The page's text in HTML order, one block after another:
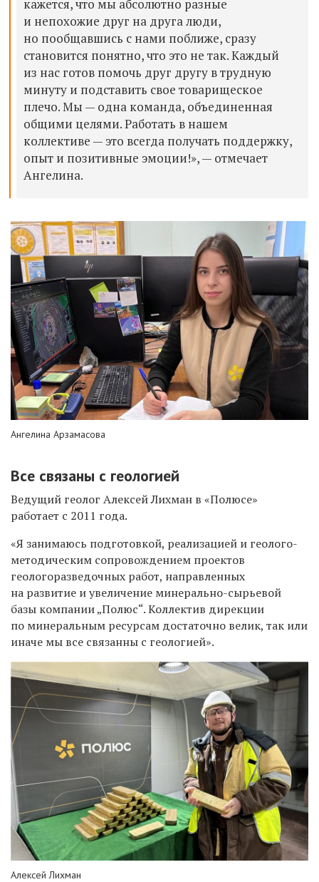
кажется, что мы абсолютно разные
и непохожие друг на друга люди,
но пообщавшись с нами поближе, сразу
становится понятно, что это не так. Каждый
из нас готов помочь друг другу в трудную
минуту и подставить свое товарищеское
плечо. Мы — одна команда, объединенная
общими целями. Работать в нашем
коллективе — это всегда получать поддержку,
опыт и позитивные эмоции!», — отмечает
Ангелина.
Ангелина Арзамасова
Все связаны с геологией
Ведущий геолог Алексей Лихман в «Полюсе»
работает с 2011 года.
«Я занимаюсь подготовкой, реализацией и геолого-
методическим сопровождением проектов
геологоразведочных работ, направленных
на развитие и увеличение минерально-сырьевой
базы компании „Полюс“. Коллектив дирекции
по минеральным ресурсам достаточно велик, так или
иначе мы все связанны с геологией».
Алексей Лихман